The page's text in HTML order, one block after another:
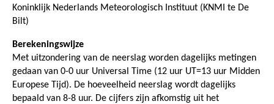
Koninklijk Nederlands Meteorologisch Instituut (KNMI te De
Bilt)
Berekeningswijze
Met uitzondering van de neerslag worden dagelijks metingen
gedaan van 0-0 uur Universal Time (12 uur UT=13 uur Midden
Europese Tijd). De hoeveelheid neerslag wordt dagelijks
bepaald van 8-8 uur. De cijfers zijn afkomstig uit het